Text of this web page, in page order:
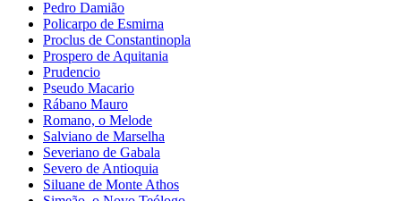
Pedro Damião
Policarpo de Esmirna
Proclus de Constantinopla
Prospero de Aquitania
Prudencio
Pseudo Macario
Rábano Mauro
Romano, o Melode
Salviano de Marselha
Severiano de Gabala
Severo de Antioquia
Siluane de Monte Athos